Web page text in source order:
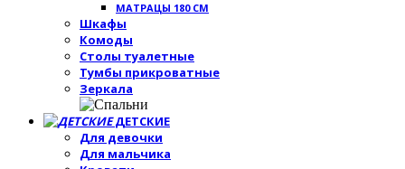
МАТРАЦЫ 180 СМ
Шкафы
Комоды
Столы туалетные
Тумбы прикроватные
Зеркала
ДЕТСКИЕ
Для девочки
Для мальчика